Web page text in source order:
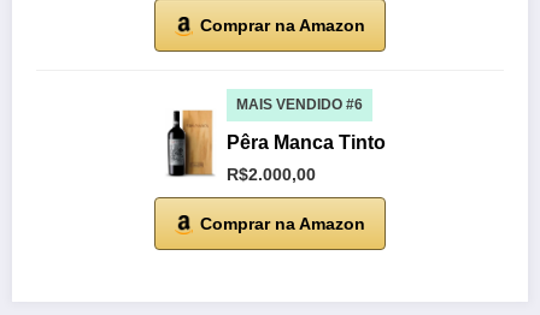
Comprar na Amazon
MAIS VENDIDO #6
Pêra Manca Tinto
R$2.000,00
Comprar na Amazon